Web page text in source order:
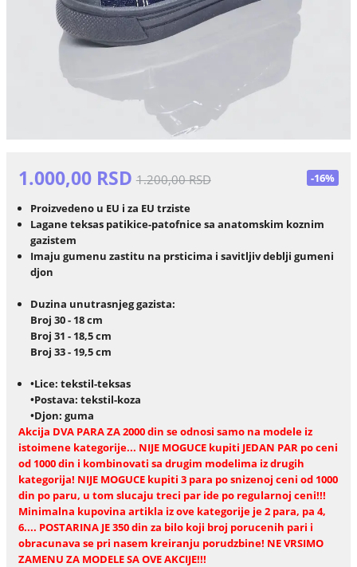
1.000,00 RSD 1.200,00 RSD -16%
Proizvedeno u EU i za EU trziste
Lagane teksas patikice-patofnice sa anatomskim koznim
gazistem
Imaju gumenu zastitu na prsticima i savitljiv deblji gumeni
djon
Duzina unutrasnjeg gazista:
Broj 30 - 18 cm
Broj 31 - 18,5 cm
Broj 33 - 19,5 cm
•Lice: tekstil-teksas
•Postava: tekstil-koza
•Djon: guma
Akcija DVA PARA ZA 2000 din se odnosi samo na modele iz
istoimene kategorije... NIJE MOGUCE kupiti JEDAN PAR po ceni
od 1000 din i kombinovati sa drugim modelima iz drugih
kategorija! NIJE MOGUCE kupiti 3 para po snizenoj ceni od 1000
din po paru, u tom slucaju treci par ide po regularnoj ceni!!!
Minimalna kupovina artikla iz ove kategorije je 2 para, pa 4,
6.... POSTARINA JE 350 din za bilo koji broj porucenih pari i
obracunava se pri nasem kreiranju porudzbine! NE VRSIMO
ZAMENU ZA MODELE SA OVE AKCIJE!!!